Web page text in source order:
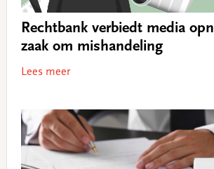
Rechtbank verbiedt media
zaak om mishandeling
Lees meer